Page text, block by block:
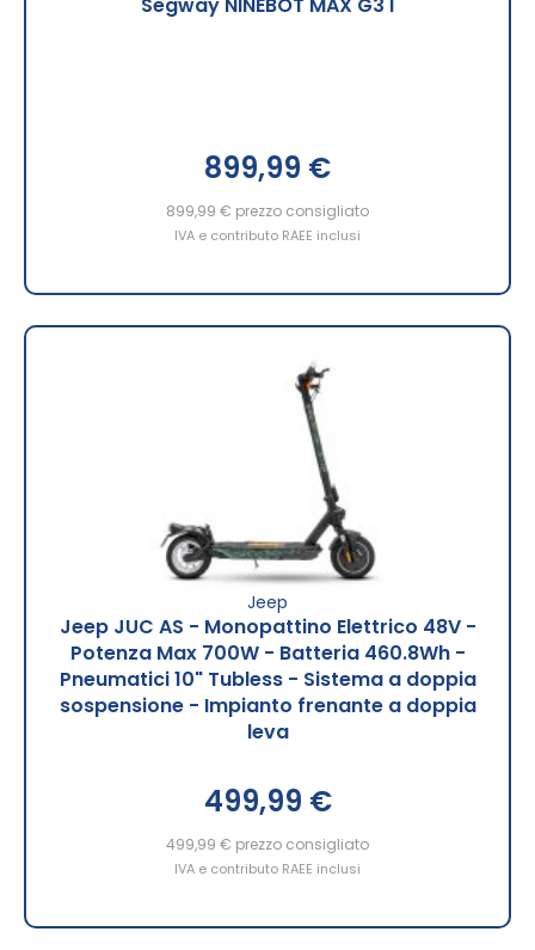
899,99 €
899,99 € prezzo consigliato
IVA e contributo RAEE inclusi
Jeep
Jeep JUC AS - Monopattino Elettrico 48V -
Potenza Max 700W - Batteria 460.8Wh -
Pneumatici 10" Tubless - Sistema a doppia
sospensione - Impianto frenante a doppia
leva
499,99 €
499,99 € prezzo consigliato
IVA e contributo RAEE inclusi